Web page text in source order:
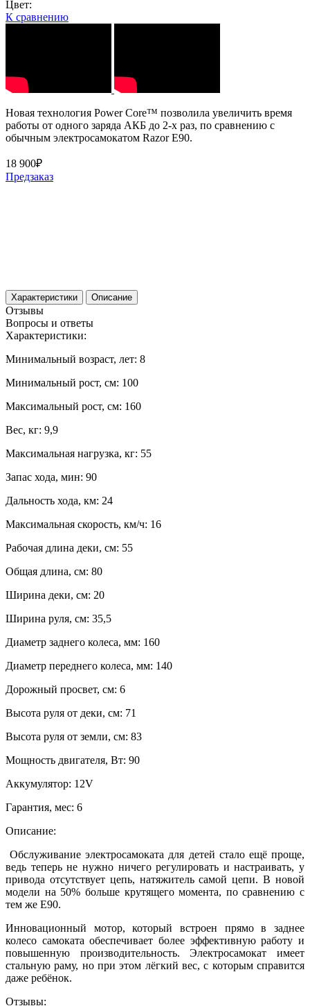
Цвет:
К сравнению
Новая технология Power Core™ позволила увеличить время
работы от одного заряда АКБ до 2-х раз, по сравнению с
обычным электросамокатом Razor E90.
18 900₽
Предзаказ
Характеристики Описание
Отзывы
Вопросы и ответы
Характеристики:
Минимальный возраст, лет: 8
Минимальный рост, см: 100
Максимальный рост, см: 160
Вес, кг: 9,9
Максимальная нагрузка, кг: 55
Запас хода, мин: 90
Дальность хода, км: 24
Максимальная скорость, км/ч: 16
Рабочая длина деки, см: 55
Общая длина, см: 80
Ширина деки, см: 20
Ширина руля, см: 35,5
Диаметр заднего колеса, мм: 160
Диаметр переднего колеса, мм: 140
Дорожный просвет, см: 6
Высота руля от деки, см: 71
Высота руля от земли, см: 83
Мощность двигателя, Вт: 90
Аккумулятор: 12V
Гарантия, мес: 6
Описание:
Обслуживание электросамоката для детей стало ещё проще,
ведь теперь не нужно ничего регулировать и настраивать, у
привода отсутствует цепь, натяжитель самой цепи. В новой
модели на 50% больше крутящего момента, по сравнению с
тем же E90.
Инновационный мотор, который встроен прямо в заднее
колесо самоката обеспечивает более эффективную работу и
повышенную производительность. Электросамокат имеет
стальную раму, но при этом лёгкий вес, с которым справится
даже ребёнок.
Отзывы: